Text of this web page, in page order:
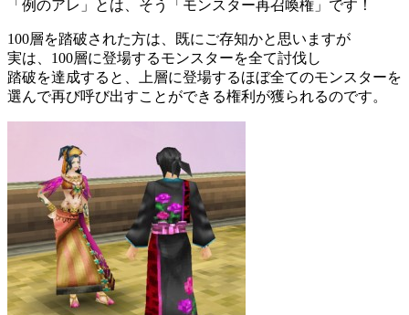
「例のアレ」とは、そう「モンスター再召喚権」です！
100層を踏破された方は、既にご存知かと思いますが
実は、100層に登場するモンスターを全て討伐し
踏破を達成すると、上層に登場するほぼ全てのモンスターを
選んで再び呼び出すことができる権利が獲られるのです。